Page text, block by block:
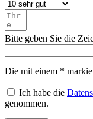
Bitte geben Sie die
Die mit einem *
Ich habe die
genommen.